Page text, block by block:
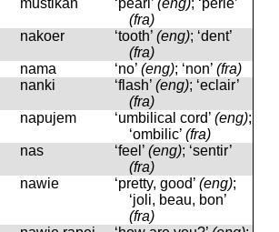
mustikan ‘pearl’ (eng); ‘perle’
(fra)
nakoer ‘tooth’ (eng); ‘dent’
(fra)
nama ‘no’ (eng); ‘non’ (fra)
nanki ‘flash’ (eng); ‘eclair’
(fra)
napujem ‘umbilical cord’ (eng);
‘ombilic’ (fra)
nas ‘feel’ (eng); ‘sentir’
(fra)
nawie ‘pretty, good’ (eng);
‘joli, beau, bon’
(fra)